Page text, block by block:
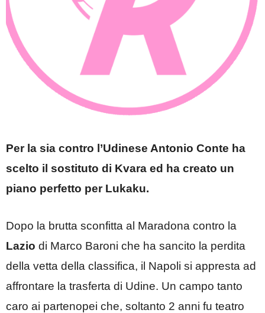
Per la sia contro l’Udinese Antonio Conte ha
scelto il sostituto di Kvara ed ha creato un
piano perfetto per Lukaku.
Dopo la brutta sconfitta al Maradona contro la
Lazio di Marco Baroni che ha sancito la perdita
della vetta della classifica, il Napoli si appresta ad
affrontare la trasferta di Udine. Un campo tanto
caro ai partenopei che, soltanto 2 anni fu teatro